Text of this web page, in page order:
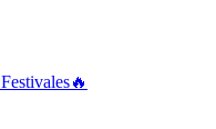
Festivales🔥